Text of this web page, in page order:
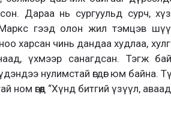
Дараа нь сургуульд сурч,
гээд олон жил тэмцэв
харсан чинь дандаа худлаа,
үхмээр санагдсан. Тэгж
нулимстай өгдөг юм байна.
ном өгөөд “Хүнд битгий үзүүл,